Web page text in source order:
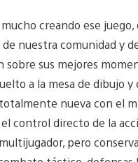
creando ese juego,
nuestra comunidad y
sobre sus mejores
a la mesa de dibujo y
nueva con el
control directo de la
pero